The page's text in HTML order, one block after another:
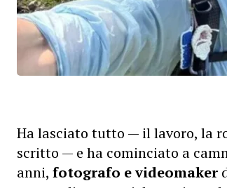
Ha lasciato tutto — il lavoro, la
scritto — e ha cominciato a
anni, fotografo e videomaker